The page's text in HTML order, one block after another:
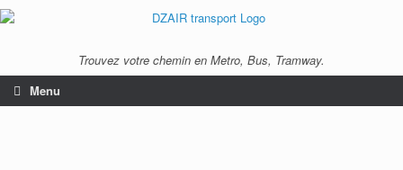
Trouvez votre chemin en Metro, Bus, Tramway.
Menu